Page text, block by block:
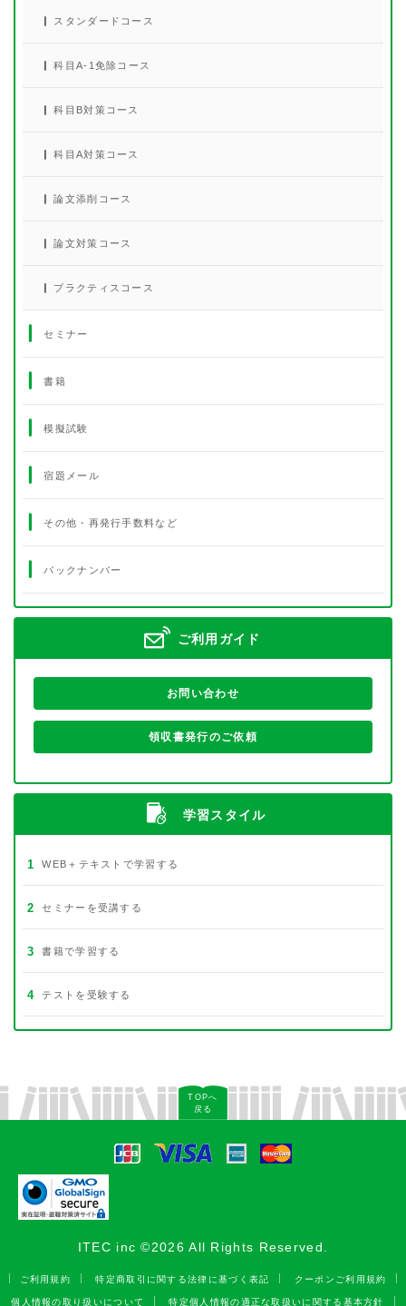
スタンダードコース
科目A-1免除コース
科目B対策コース
科目A対策コース
論文添削コース
論文対策コース
プラクティスコース
セミナー
書籍
模擬試験
宿題メール
その他・再発行手数料など
バックナンバー
ご利用ガイド
お問い合わせ
領収書発行のご依頼
学習スタイル
1 WEB＋テキストで学習する
2 セミナーを受講する
3 書籍で学習する
4 テストを受験する
TOPへ
戻る
ITEC inc ©2026 All Rights Reserved.
ご利用規約 特定商取引に関する法律に基づく表記 クーポンご利用規約
個人情報の取り扱いについて 特定個人情報の適正な取扱いに関する基本方針